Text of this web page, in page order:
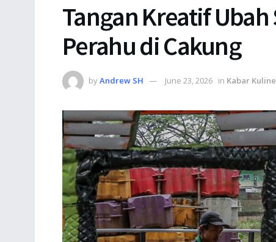
Tangan Kreatif
Perahu di Cakung
byAndrew SH June 23, 2026 in Kabar